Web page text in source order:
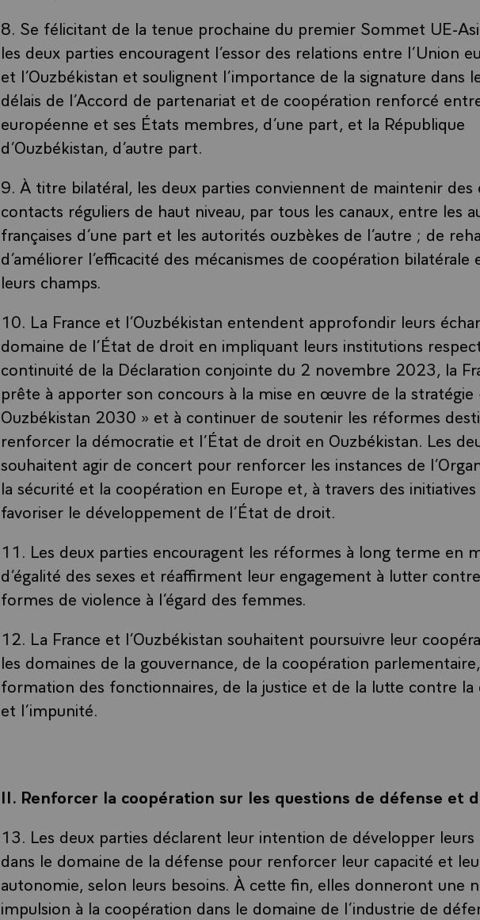
8. Se félicitant de la tenue prochaine du premier Sommet UE-
les deux parties encouragent l’essor des relations entre l’Union
et l’Ouzbékistan et soulignent l’importance de la signature dans
délais de l’Accord de partenariat et de coopération renforcé
européenne et ses États membres, d’une part, et la République
d’Ouzbékistan, d’autre part.
9. À titre bilatéral, les deux parties conviennent de maintenir des
contacts réguliers de haut niveau, par tous les canaux, entre les
françaises d’une part et les autorités ouzbèkes de l’autre ; de
d’améliorer l’efficacité des mécanismes de coopération bilatérale
leurs champs.
10. La France et l’Ouzbékistan entendent approfondir leurs
domaine de l’État de droit en impliquant leurs institutions
continuité de la Déclaration conjointe du 2 novembre 2023, la
prête à apporter son concours à la mise en œuvre de la stratégie
Ouzbékistan 2030 » et à continuer de soutenir les réformes
renforcer la démocratie et l’État de droit en Ouzbékistan. Les
souhaitent agir de concert pour renforcer les instances de
la sécurité et la coopération en Europe et, à travers des
favoriser le développement de l’État de droit.
11. Les deux parties encouragent les réformes à long terme en
d’égalité des sexes et réaffirment leur engagement à lutter
formes de violence à l’égard des femmes.
12. La France et l’Ouzbékistan souhaitent poursuivre leur
les domaines de la gouvernance, de la coopération
formation des fonctionnaires, de la justice et de la lutte contre
et l’impunité.
II. Renforcer la coopération sur les questions de défense et
13. Les deux parties déclarent leur intention de développer leurs
dans le domaine de la défense pour renforcer leur capacité et
autonomie, selon leurs besoins. À cette fin, elles donneront une
impulsion à la coopération dans le domaine de l’industrie de